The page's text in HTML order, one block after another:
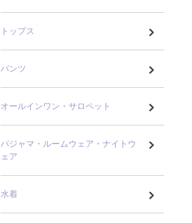
トップス
パンツ
オールインワン・サロペット
パジャマ・ルームウェア・ナイトウ
ェア
水着